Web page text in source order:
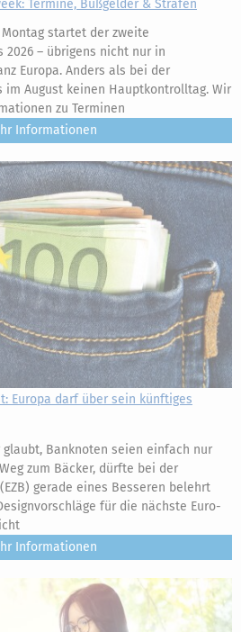
Termine, Bußgelder & Strafen
Montag startet der zweite
2026 – übrigens nicht nur in
Europa. Anders als bei der
im August keinen Hauptkontrolltag. Wir
zu Terminen
Europa darf über sein künftiges
glaubt, Banknoten seien einfach nur
zum Bäcker, dürfte bei der
gerade eines Besseren belehrt
für die nächste Euro-